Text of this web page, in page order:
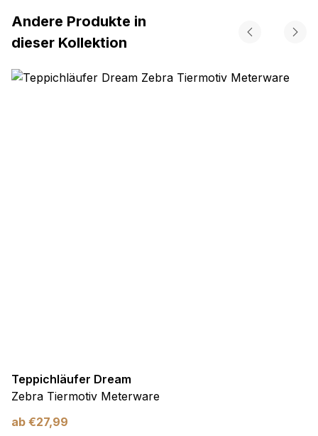
Andere Produkte in
dieser Kollektion
Teppichläufer Dream
Zebra Tiermotiv Meterware
ab €27,99